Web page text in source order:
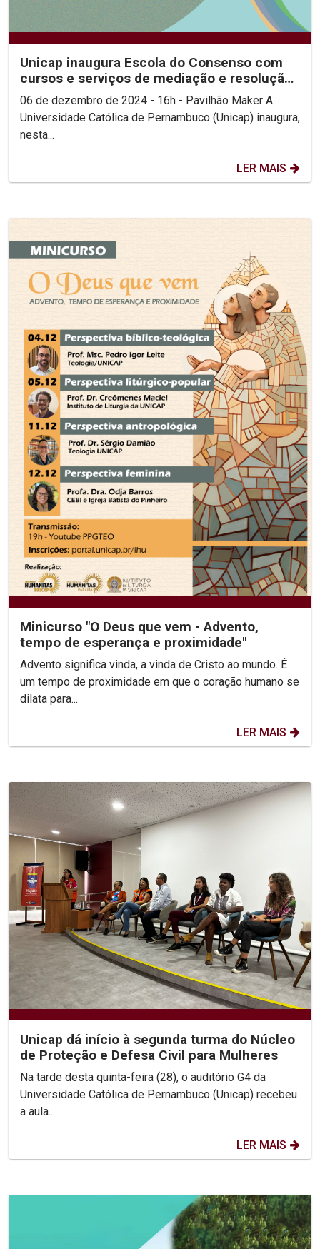
Unicap inaugura Escola do Consenso com
cursos e serviços de mediação e resolução
de conflitos...
06 de dezembro de 2024 - 16h - Pavilhão Maker A
Universidade Católica de Pernambuco (Unicap) inaugura,
nesta...
LER MAIS
Minicurso "O Deus que vem - Advento,
tempo de esperança e proximidade"
Advento significa vinda, a vinda de Cristo ao mundo. É
um tempo de proximidade em que o coração humano se
dilata para...
LER MAIS
Unicap dá início à segunda turma do Núcleo
de Proteção e Defesa Civil para Mulheres
Na tarde desta quinta-feira (28), o auditório G4 da
Universidade Católica de Pernambuco (Unicap) recebeu
a aula...
LER MAIS